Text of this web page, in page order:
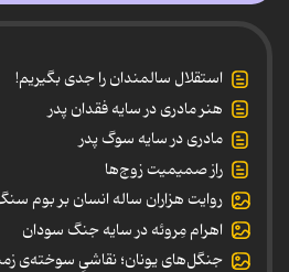
استقلال سالمندان را جدی بگیریم!
هنر مادری در سایه‌ فقدان پدر
مادری در سایه سوگ پدر
راز صمیمیت زوج‌ها
روایت هزاران ساله انسان بر بوم
اهرام مِروئه در سایه جنگ سودان
جنگل‌های یونان؛ نقاشیِ سوخته‌ی